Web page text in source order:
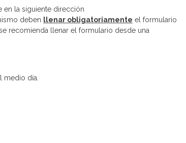
en la siguiente dirección
deben llenar obligatoriamente el formulario
recomienda llenar el formulario desde una
medio día.